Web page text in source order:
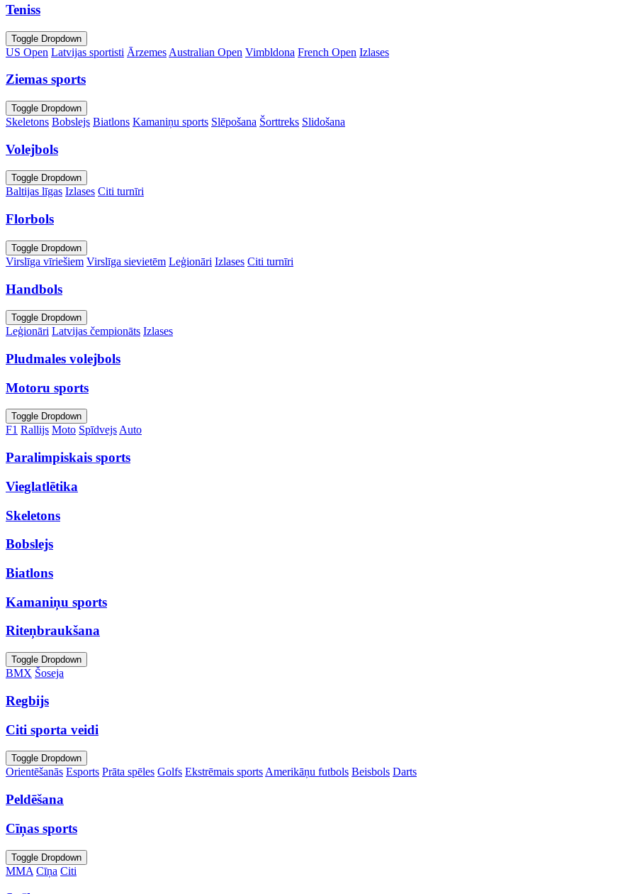
Teniss
Toggle Dropdown
US Open Latvijas sportisti Ārzemes Australian Open Vimbldona French Open Izlases
Ziemas sports
Toggle Dropdown
Skeletons Bobslejs Biatlons Kamaniņu sports Slēpošana Šorttreks Slidošana
Volejbols
Toggle Dropdown
Baltijas līgas Izlases Citi turnīri
Florbols
Toggle Dropdown
Virslīga vīriešiem Virslīga sievietēm Leģionāri Izlases Citi turnīri
Handbols
Toggle Dropdown
Leģionāri Latvijas čempionāts Izlases
Pludmales volejbols
Motoru sports
Toggle Dropdown
F1 Rallijs Moto SpīdvejsAuto
Paralimpiskais sports
Vieglatlētika
Skeletons
Bobslejs
Biatlons
Kamaniņu sports
Riteņbraukšana
Toggle Dropdown
BMX Šoseja
Regbijs
Citi sporta veidi
Toggle Dropdown
Orientēšanās Esports Prāta spēles Golfs Ekstrēmais sports Amerikāņu futbols Beisbols Darts
Peldēšana
Cīņas sports
Toggle Dropdown
MMA Cīņa Citi